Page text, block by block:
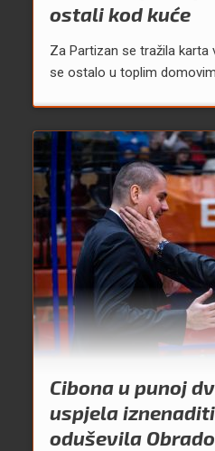
ostali kod kuće
Za Partizan se tražila karta
se ostalo u toplim
Cibona u punoj
uspjela
oduševila